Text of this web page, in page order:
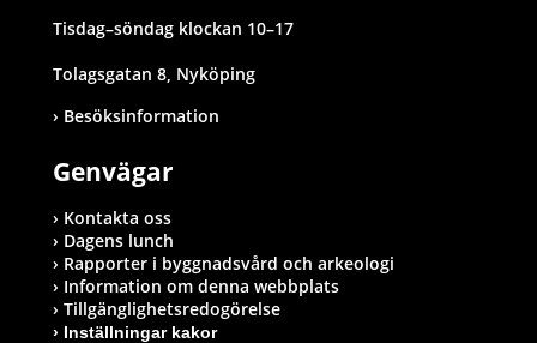
Tisdag–söndag klockan 10–17
Tolagsgatan 8, Nyköping
Besöksinformation
Genvägar
Kontakta oss
Dagens lunch
Rapporter i byggnadsvård och arkeologi
Information om denna webbplats
Tillgänglighetsredogörelse
Inställningar kakor